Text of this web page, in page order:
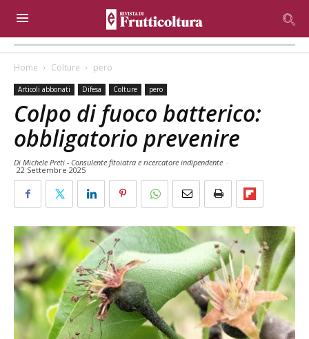
Home Colture pero
Articoli abbonati Difesa Colture pero
Colpo di fuoco batterico:
obbligatorio prevenire
Di Michele Preti - Consulente fitoiatra e ricercatore indipendente -
22 Settembre 2025